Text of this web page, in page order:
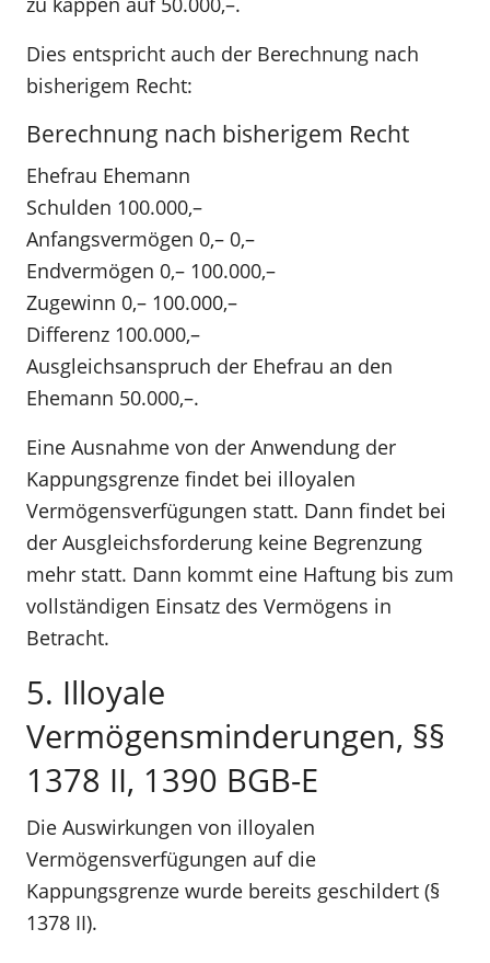
Dies entspricht auch der Berechnung nach
bisherigem Recht:
Berechnung nach bisherigem Recht
Ehefrau Ehemann
Schulden 100.000,–
Anfangsvermögen 0,– 0,–
Endvermögen 0,– 100.000,–
Zugewinn 0,– 100.000,–
Differenz 100.000,–
Ausgleichsanspruch der Ehefrau an den
Ehemann 50.000,–.
Eine Ausnahme von der Anwendung der
Kappungsgrenze findet bei illoyalen
Vermögensverfügungen statt. Dann findet bei
der Ausgleichsforderung keine Begrenzung
mehr statt. Dann kommt eine Haftung bis zum
vollständigen Einsatz des Vermögens in
Betracht.
5. Illoyale
Vermögensminderungen, §§
1378 II, 1390 BGB-E
Die Auswirkungen von illoyalen
Vermögensverfügungen auf die
Kappungsgrenze wurde bereits geschildert (§
1378 II).